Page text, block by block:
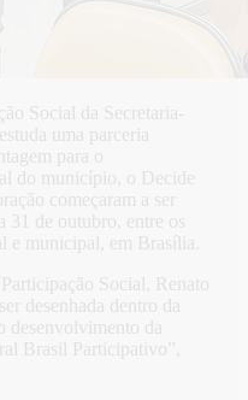
Social da Secretaria-
uma parceria
para o
do município, o Decide
começaram a ser
31 de outubro, entre os
e municipal, em Brasília.
Social, Renato
desenhada dentro da
desenvolvimento da
Brasil Participativo”,